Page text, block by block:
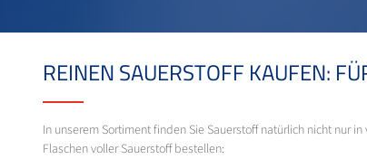
REINEN SAUERSTOFF KAUFEN:
In unserem Sortiment finden Sie Sauerstoff natürlich nicht nur
Flaschen voller Sauerstoff bestellen: